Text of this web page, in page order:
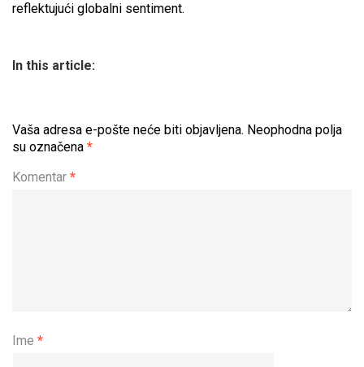
reflektujući globalni sentiment.
In this article:
Vaša adresa e-pošte neće biti objavljena. Neophodna polja
su označena *
Komentar *
Ime *